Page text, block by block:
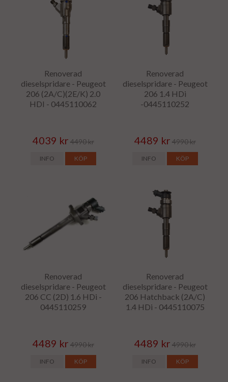
Renoverad
dieselspridare - Peugeot
206 (2A/C)(2E/K) 2.0
HDI - 0445110062
4039 kr 4490 kr
INFO KÖP
Renoverad
dieselspridare - Peugeot
206 1.4 HDi
-0445110252
4489 kr 4990 kr
INFO KÖP
Renoverad
dieselspridare - Peugeot
206 CC (2D) 1.6 HDi -
0445110259
4489 kr 4990 kr
INFO KÖP
Renoverad
dieselspridare - Peugeot
206 Hatchback (2A/C)
1.4 HDi - 0445110075
4489 kr 4990 kr
INFO KÖP